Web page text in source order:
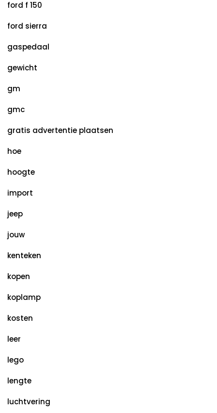
ford f 150
ford sierra
gaspedaal
gewicht
gm
gmc
gratis advertentie plaatsen
hoe
hoogte
import
jeep
jouw
kenteken
kopen
koplamp
kosten
leer
lego
lengte
luchtvering